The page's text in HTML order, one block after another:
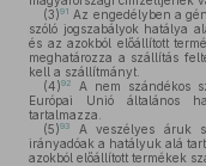
(3)91 Az engedélyben a
szóló jogszabályok hatálya
és az azokból előállított
meghatározza a szállítás
kell a szállítmányt.
(4)92
A nem szándékos
Európai Unió általános
tartalmazza.
(5)93
A veszélyes áruk
irányadóak a hatályuk alá
azokból előállított termékek